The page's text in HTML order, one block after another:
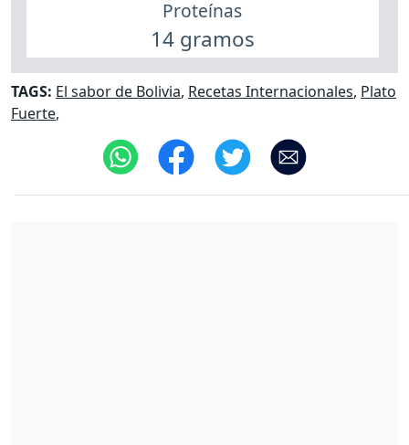
Proteínas
14 gramos
TAGS: El sabor de Bolivia, Recetas Internacionales, Plato
Fuerte,